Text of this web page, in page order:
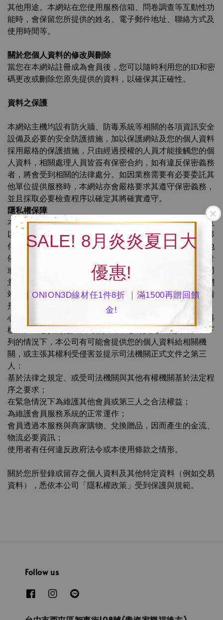
SALE! 8月炎炎夏日大
優惠!
｜ONION3D線材任1件8折 ｜滿1500再贈回饋
金!
其他用途。本網站在您使用服務信箱、問卷調查等互動性功
能時，會保留您所提供的姓名、電子郵件地址、聯絡方式及
使用時間等。
關於您個人資料的修改與刪除
當您在本網站註冊成為會員後，您可以隨時利用您的ID和密
碼更改或刪除您原先提供的資料，以確保其正確性。
資料之保護
本網站主機均設有防火牆、防毒系統等相關的各項資訊安全
設備及必要的安全防護措施，加以保護網站及您的個人資料
採用嚴格的保護措施，只由經過授權的人員才能接觸您的個
人資料，相關處理人員皆簽有保密合約，如有違反保密義務
者，將會受到相關的法律處分。如因業務需要有必要委託其
他單位提供服務時，本網站亦會嚴格要求其遵守保密義務，
並且採取必要檢查程序以確定其將確實遵守。
隱私權保障
本公司對於您所登錄或留存的個人資料，在未獲得您的同意
以前，絕不對非本公司相關業務合作夥伴（以下稱「策略夥
伴」）以外之人揭露您的姓名、地址、電子郵件地址及其他
依法受保護的個人資料。同時為提供行銷、市場分析、統計
或研究、或為提供會員個人化服務或加值服務之目的，您同
意本公司及本公司策略夥伴，得記錄、保存及利用您在本網
站所留存或產生的資料及記錄，同時在不揭露各該資料的情
形下，得公開或使用統計資料。您可在本公司的「會員中
心」網頁登入您的帳號及密碼，線上即時查閱您的個人資料
檔案。若您委託他人代為登入者，您將負完全的責任。在下
列的情況下，本公司有可能會提供您的個人資料給相關機
關，或主張其權利受侵害並提示司法機關正式文件之第三
人：
基於法律之規定、或受司法機關與其他有權機關基於法定程
序之要求；
在緊急情況下為維護其他會員或第三人之合法權益；
為維護會員服務系統的正常運作；
會員透過本服務與商家購物、兌換贈品，因而產生的金流、
物流必要資訊；
使用者有任何違反政府法令或本使用條款之情形。
關於您所登錄或留存之個人資料及其他特定資料（例如交易
資料），悉依本公司「隱私權政策」受到保護與規範。
Follow us